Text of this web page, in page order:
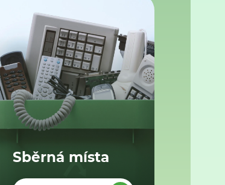
Sběrná místa